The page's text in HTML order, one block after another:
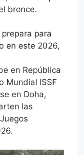
bronce.
para
en este 2026,
en República
Mundial ISSF
en Doha,
las